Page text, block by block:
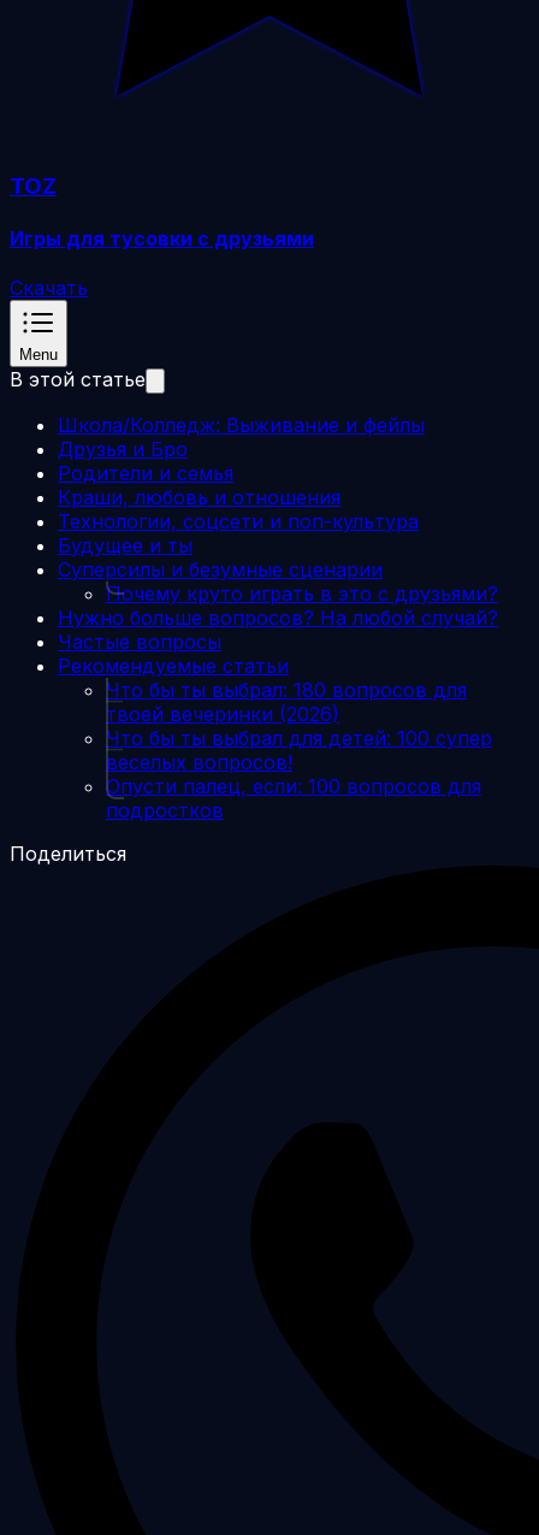
TOZ
Игры для тусовки с друзьями
Скачать
Menu
В этой статье
Школа/Колледж: Выживание и фейлы
Друзья и Бро
Родители и семья
Краши, любовь и отношения
Технологии, соцсети и поп-культура
Будущее и ты
Суперсилы и безумные сценарии
Почему круто играть в это с друзьями?
Нужно больше вопросов? На любой случай?
Частые вопросы
Рекомендуемые статьи
Что бы ты выбрал: 180 вопросов для
твоей вечеринки (2026)
Что бы ты выбрал для детей: 100 супер
веселых вопросов!
Опусти палец, если: 100 вопросов для
подростков
Поделиться